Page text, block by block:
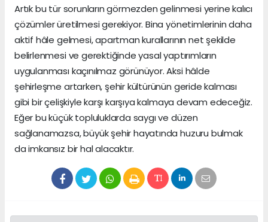
Artık bu tür sorunların görmezden gelinmesi yerine kalıcı
çözümler üretilmesi gerekiyor. Bina yönetimlerinin daha
aktif hâle gelmesi, apartman kurallarının net şekilde
belirlenmesi ve gerektiğinde yasal yaptırımların
uygulanması kaçınılmaz görünüyor. Aksi hâlde
şehirleşme artarken, şehir kültürünün geride kalması
gibi bir çelişkiyle karşı karşıya kalmaya devam edeceğiz.
Eğer bu küçük topluluklarda saygı ve düzen
sağlanamazsa, büyük şehir hayatında huzuru bulmak
da imkansız bir hal alacaktır.